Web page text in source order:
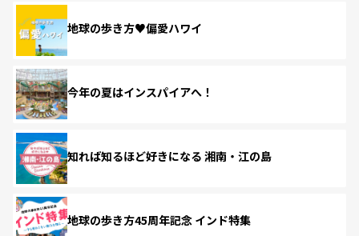
地球の歩き方♥偏愛ハワイ
今年の夏はインスパイアへ！
知れば知るほど好きになる 湘南・江の島
地球の歩き方45周年記念 インド特集